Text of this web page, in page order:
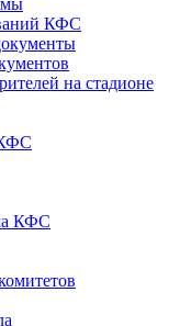
КФС
на стадионе
КФС